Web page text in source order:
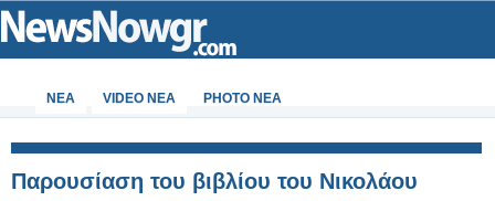
ΝΕΑ VIDEO NEA PHOTO NEA
Παρουσίαση του βιβλίου του Νικολάου